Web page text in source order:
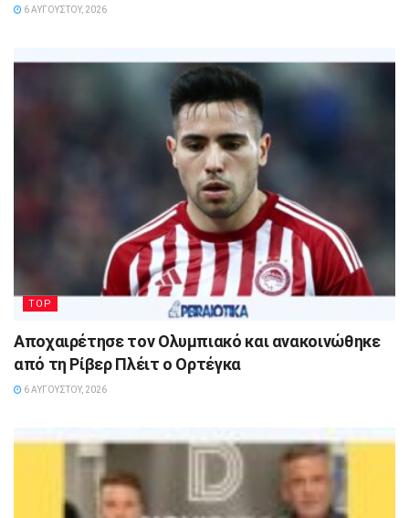
6 ΑΥΓΟΎΣΤΟΥ, 2026
TOP
Αποχαιρέτησε τον Ολυμπιακό και ανακοινώθηκε
από τη Ρίβερ Πλέιτ ο Ορτέγκα
6 ΑΥΓΟΎΣΤΟΥ, 2026